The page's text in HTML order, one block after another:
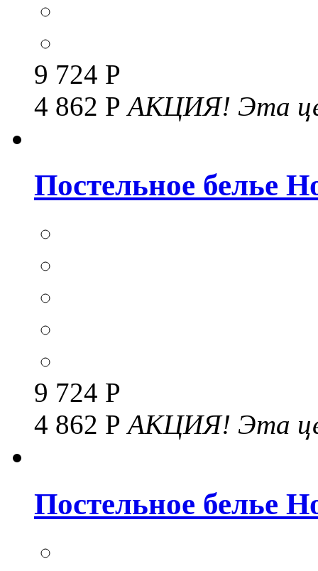
9 724 Р
4 862 Р АКЦИЯ! Эта
Постельное белье
9 724 Р
4 862 РАКЦИЯ! Эта
Постельное белье